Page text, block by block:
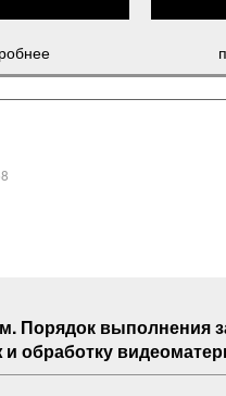
Порядок выполнения
обработку